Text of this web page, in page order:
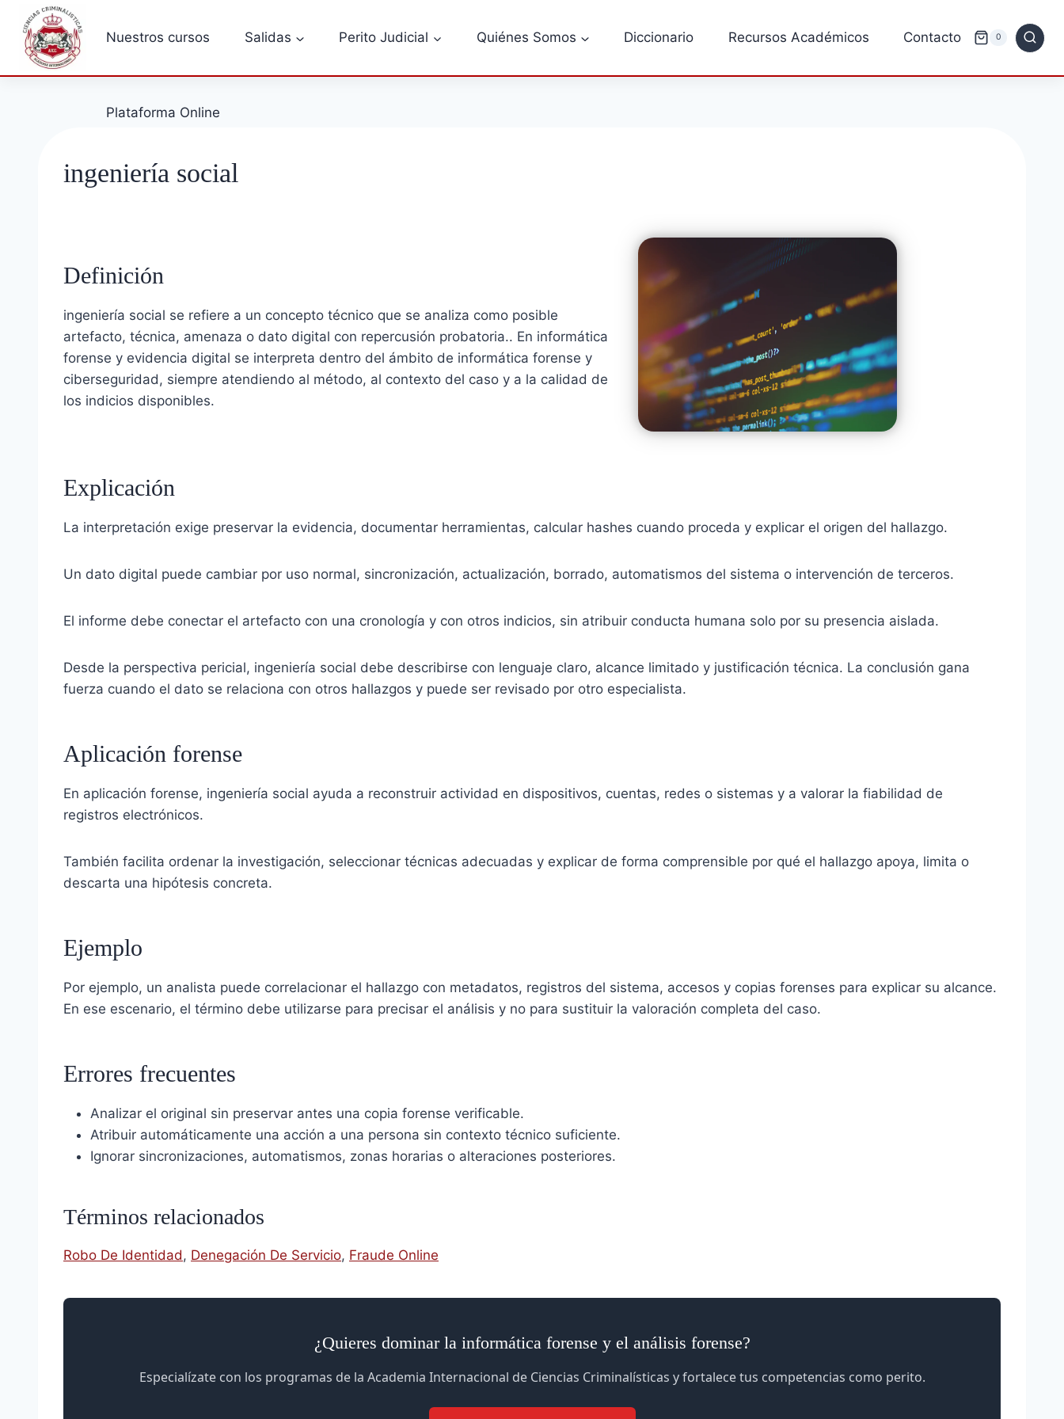
Saltar
contenido
Nuestros cursos Salidas Perito Judicial Quiénes Somos Diccionario Recursos Académicos Contacto
Plataforma Online
0
ingeniería social
Definición
ingeniería social se refiere a un concepto técnico que se analiza como posible
artefacto, técnica, amenaza o dato digital con repercusión probatoria.. En informática
forense y evidencia digital se interpreta dentro del ámbito de informática forense y
ciberseguridad, siempre atendiendo al método, al contexto del caso y a la calidad de
los indicios disponibles.
Explicación
La interpretación exige preservar la evidencia, documentar herramientas, calcular hashes cuando proceda y explicar el origen del hallazgo.
Un dato digital puede cambiar por uso normal, sincronización, actualización, borrado, automatismos del sistema o intervención de terceros.
El informe debe conectar el artefacto con una cronología y con otros indicios, sin atribuir conducta humana solo por su presencia aislada.
Desde la perspectiva pericial, ingeniería social debe describirse con lenguaje claro, alcance limitado y justificación técnica. La conclusión gana
fuerza cuando el dato se relaciona con otros hallazgos y puede ser revisado por otro especialista.
Aplicación forense
En aplicación forense, ingeniería social ayuda a reconstruir actividad en dispositivos, cuentas, redes o sistemas y a valorar la fiabilidad de
registros electrónicos.
También facilita ordenar la investigación, seleccionar técnicas adecuadas y explicar de forma comprensible por qué el hallazgo apoya, limita o
descarta una hipótesis concreta.
Ejemplo
Por ejemplo, un analista puede correlacionar el hallazgo con metadatos, registros del sistema, accesos y copias forenses para explicar su alcance.
En ese escenario, el término debe utilizarse para precisar el análisis y no para sustituir la valoración completa del caso.
Errores frecuentes
Analizar el original sin preservar antes una copia forense verificable.
Atribuir automáticamente una acción a una persona sin contexto técnico suficiente.
Ignorar sincronizaciones, automatismos, zonas horarias o alteraciones posteriores.
Términos relacionados
Robo De Identidad, Denegación De Servicio, Fraude Online
¿Quieres dominar la informática forense y el análisis forense?
Especialízate con los programas de la Academia Internacional de Ciencias Criminalísticas y fortalece tus competencias como perito.